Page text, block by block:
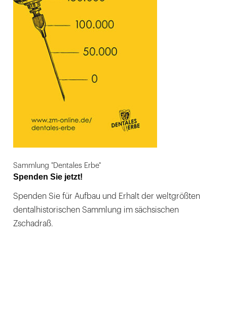
Sammlung "Dentales Erbe"
Spenden Sie jetzt!
Spenden Sie für Aufbau und Erhalt der weltgrößten
dentalhistorischen Sammlung im sächsischen
Zschadraß.